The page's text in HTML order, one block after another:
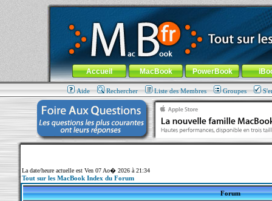
MacBook-fr.com : 100% Apple... 100% nomade !
Aller au contenu-Aller au menu général-Aller au menu de
Menu général
Accueil MacBook PowerBook
Aide Rechercher Liste des Membres Groupes
La date/heure actuelle est Ven 07 Ao� 2026 à 21:34
Tout sur les MacBook Index du Forum
Forum